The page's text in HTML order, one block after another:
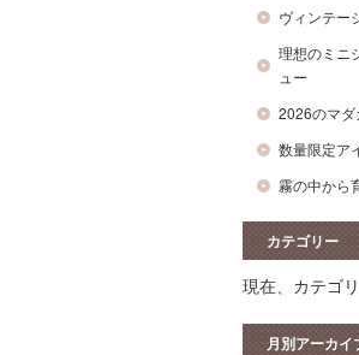
ヴィンテー
理想のミニ
ュー
2026のマダ
数量限定ア
霧の中から
カテゴリー
現在、カテゴ
月別アーカイ